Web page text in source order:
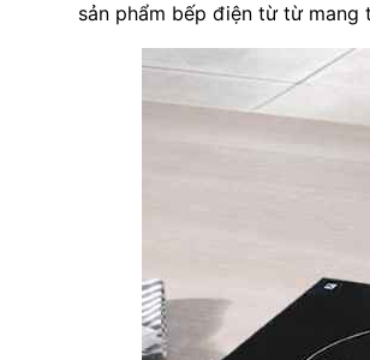
sản phẩm bếp điện từ từ mang